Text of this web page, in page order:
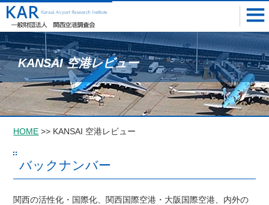
KANSAI 空港レビュー
HOME >> KANSAI 空港レビュー
バックナンバー
関西の活性化・国際化、関西国際空港・大阪国際空港、内外の